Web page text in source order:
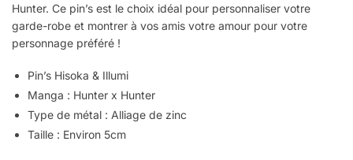
Hunter. Ce pin’s est le choix idéal pour personnaliser votre
garde-robe et montrer à vos amis votre amour pour votre
personnage préféré !
Pin’s Hisoka & Illumi
Manga : Hunter x Hunter
Type de métal : Alliage de zinc
Taille : Environ 5cm